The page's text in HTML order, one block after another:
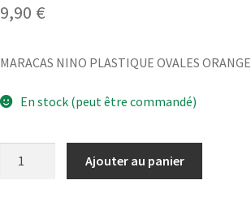
9,90 €
MARACAS NINO PLASTIQUE OVALES ORANGE
En stock (peut être commandé)
Ajouter au panier